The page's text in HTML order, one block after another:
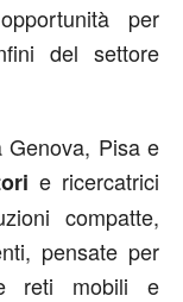
per
del settore
Pisa e
e ricercatrici
compatte,
pensate per
reti mobili e